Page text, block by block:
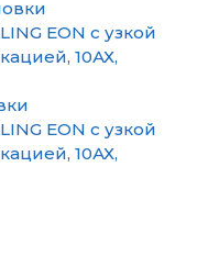
EON с узкой
10АХ,